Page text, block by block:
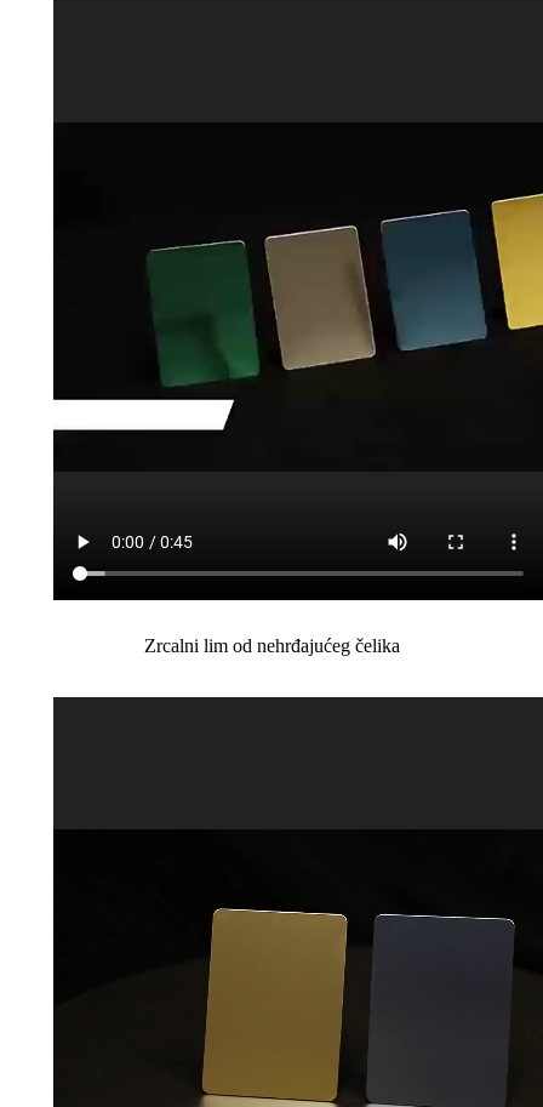
Zrcalni lim od nehrđajućeg čelika